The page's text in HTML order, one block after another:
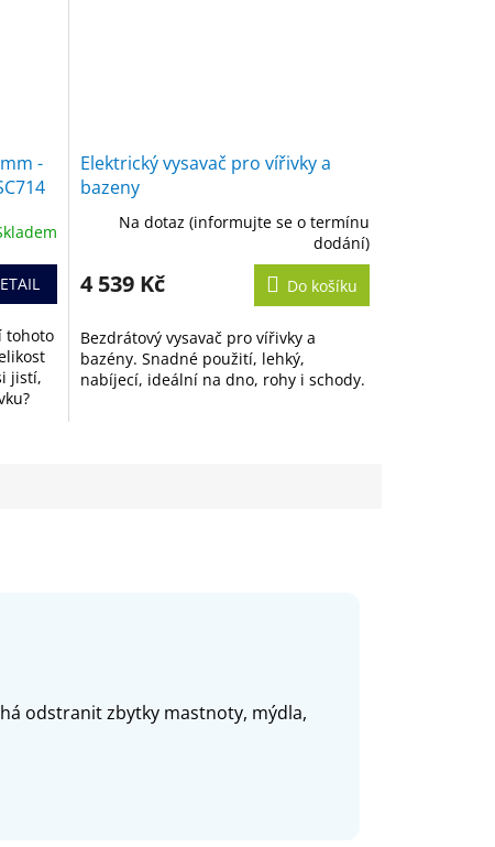
-
tohoto
jistí,
Elektrický vysavač pro vířivky a
bazeny
Na dotaz (informujte se o termínu
dodání)
4 539 Kč Do košíku
Bezdrátový vysavač pro vířivky a
bazény. Snadné použití, lehký,
nabíjecí, ideální na dno, rohy i schody.
odstranit zbytky mastnoty, mýdla,